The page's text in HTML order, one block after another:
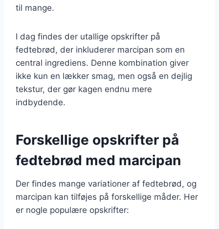
til mange.
I dag findes der utallige opskrifter på
fedtebrød, der inkluderer marcipan som en
central ingrediens. Denne kombination giver
ikke kun en lækker smag, men også en dejlig
tekstur, der gør kagen endnu mere
indbydende.
Forskellige opskrifter på
fedtebrød med marcipan
Der findes mange variationer af fedtebrød, og
marcipan kan tilføjes på forskellige måder. Her
er nogle populære opskrifter: